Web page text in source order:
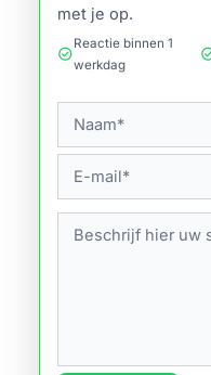
met je op.
check_circle
Reactie binnen 1
werkdag